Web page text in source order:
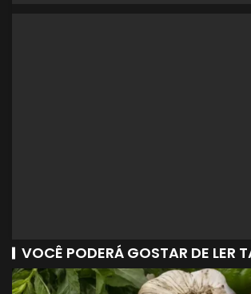
VOCÊ PODERÁ GOSTAR DE LER